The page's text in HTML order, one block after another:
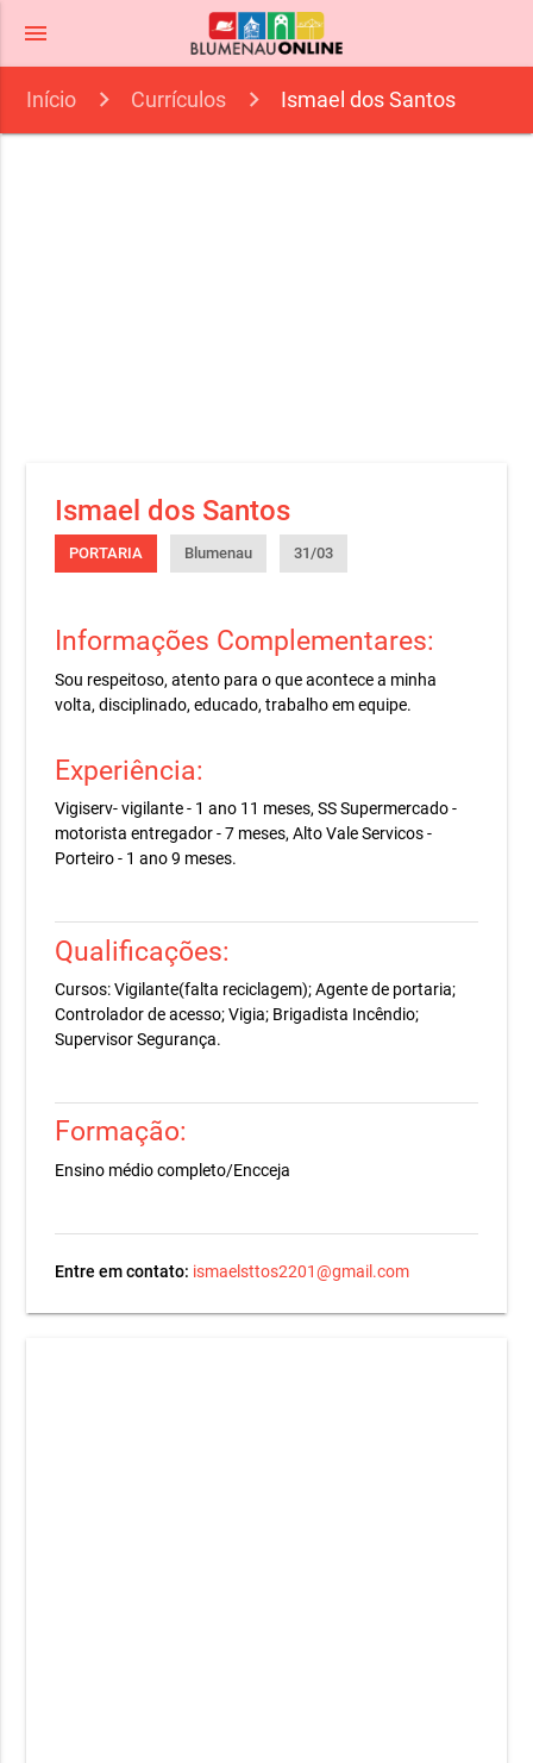
menu
Início Currículos Ismael dos Santos
Ismael dos Santos
PORTARIA Blumenau 31/03
Informações Complementares:
Sou respeitoso, atento para o que acontece a minha
volta, disciplinado, educado, trabalho em equipe.
Experiência:
Vigiserv- vigilante - 1 ano 11 meses, SS Supermercado -
motorista entregador - 7 meses, Alto Vale Servicos -
Porteiro - 1 ano 9 meses.
Qualificações:
Cursos: Vigilante(falta reciclagem); Agente de portaria;
Controlador de acesso; Vigia; Brigadista Incêndio;
Supervisor Segurança.
Formação:
Ensino médio completo/Encceja
Entre em contato: ismaelsttos2201@gmail.com